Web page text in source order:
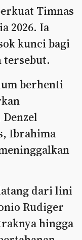
Timnas
2026. Ia
kunci bagi
tersebut.
berhenti
Ibrahima
dari lini
Rudiger
hingga